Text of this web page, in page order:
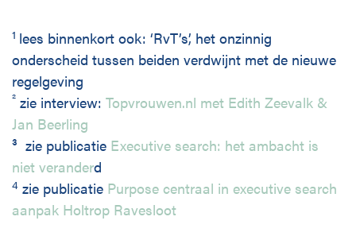
1 lees binnenkort ook: ‘RvT’s’, het onzinnig
onderscheid tussen beiden verdwijnt met de nieuwe
regelgeving
² zie interview: Topvrouwen.nl met Edith Zeevalk &
Jan Beerling
³ zie publicatie Executive search: het ambacht is
niet veranderd
4 zie publicatie Purpose centraal in executive search
aanpak Holtrop Ravesloot